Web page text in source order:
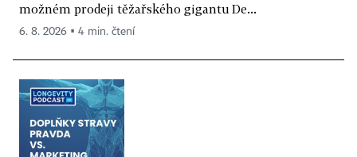
možném prodeji těžařského gigantu De...
6. 8. 2026 ▪ 4 min. čtení